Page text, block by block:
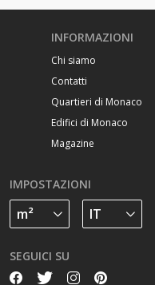
INFORMAZIONI
Chi siamo
Contatti
Quartieri di Monaco
Edifici di Monaco
Magazine
IMPOSTAZIONI
SEGUICI SU